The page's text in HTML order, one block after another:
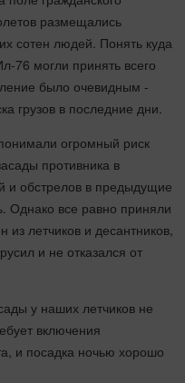
размещались
сотен людей. Понять куда
76 могли принять всего
было очевидным -
грузов в последние дни.
огромный риск
противника в
и обстрелов в предыдущие
Однако все равно приняли
летчиков и десантников,
и не отказался от
у наших летчиков не
включения
и посадка ночью хорошо